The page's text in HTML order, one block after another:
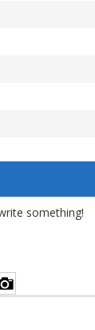
something!